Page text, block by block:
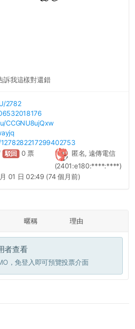
訴我這樣對還錯
/2782
/CCGNU8ujQxw
匿名, 遠傳電信
(2401:e180:****:****)
駁回 0 票
01 日 02:49 (74 個月前)
暱稱 理由
者查看
，免登入即可預覽投票介面